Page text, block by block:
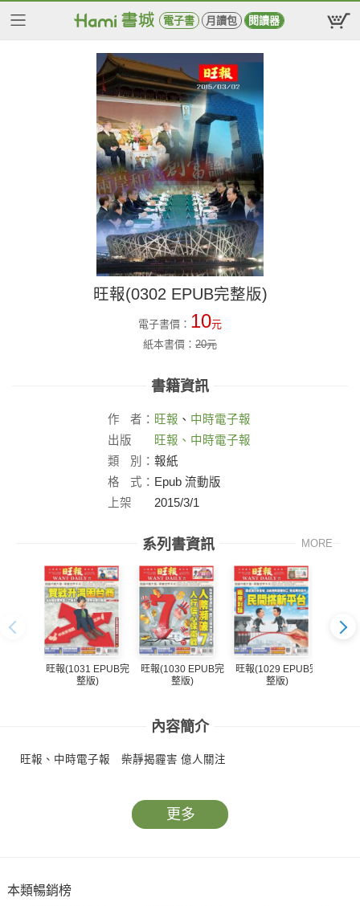
電子書 月讀包 閱讀器
旺報(0302 EPUB完整版)
電子書價： 10元
紙本書價： 20元
書籍資訊
作 者： 旺報 、 中時電子報
出版
社：
旺報、中時電子報
類
別： 報紙
格
式： Epub 流動版
上架
2015/3/1
系列書資訊 MORE
旺報(1031 EPUB完
整版)
旺報(1030 EPUB完
整版)
旺報(1029 EPUB完
整版)
內容簡介
旺報、中時電子報 柴靜揭霾害 億人關注
更多
本類暢銷榜